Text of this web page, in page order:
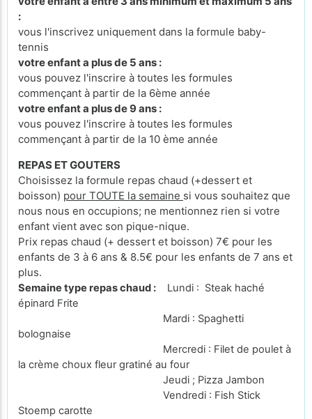
:
vous l'inscrivez uniquement dans la formule baby-
tennis
votre enfant a plus de 5 ans :
vous pouvez l'inscrire à toutes les formules
commençant à partir de la 6ème année
votre enfant a plus de 9 ans :
vous pouvez l'inscrire à toutes les formules
commençant à partir de la 10 ème année
REPAS ET GOUTERS
Choisissez la formule repas chaud (+dessert et
boisson) pour TOUTE la semaine si vous souhaitez que
nous nous en occupions; ne mentionnez rien si votre
enfant vient avec son pique-nique.
Prix repas chaud (+ dessert et boisson) 7€ pour les
enfants de 3 à 6 ans & 8.5€ pour les enfants de 7 ans et
plus.
Semaine type repas chaud : Lundi : Steak haché
épinard Frite
Mardi : Spaghetti
bolognaise
Mercredi : Filet de poulet à
la crème choux fleur gratiné au four
Jeudi ; Pizza Jambon
Vendredi : Fish Stick
Stoemp carotte